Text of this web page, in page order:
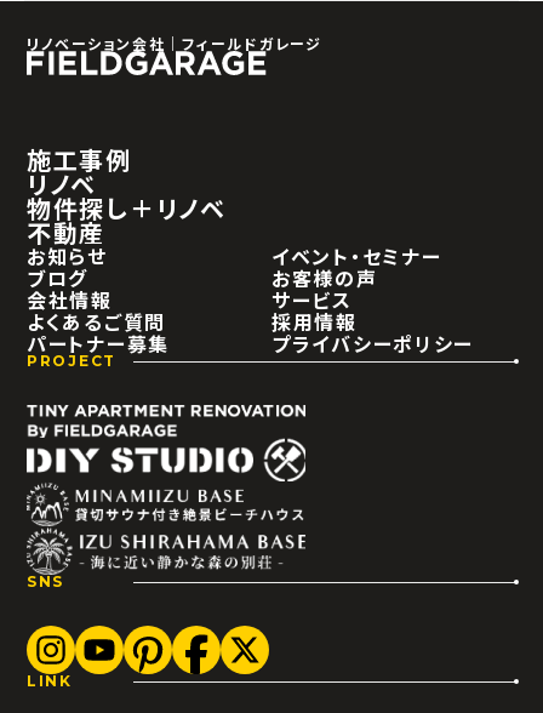
リノベーション会社｜フィールドガレージ
施工事例
リノベ
物件探し＋リノベ
不動産
お知らせ イベント・セミナー
ブログ お客様の声
会社情報 サービス
よくあるご質問 採用情報
パートナー募集 プライバシーポリシー
PROJECT
SNS
LINK